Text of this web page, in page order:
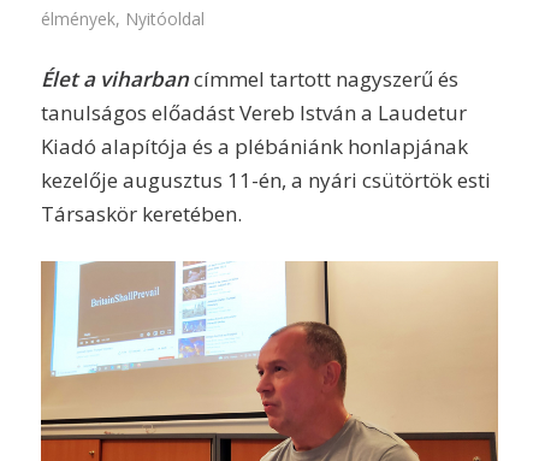
élmények, Nyitóoldal
Élet a viharbancímmel tartott nagyszerű és
tanulságos előadást Vereb István a Laudetur
Kiadó alapítója és a plébániánk honlapjának
kezelője augusztus 11-én, a nyári csütörtök esti
Társaskör keretében.